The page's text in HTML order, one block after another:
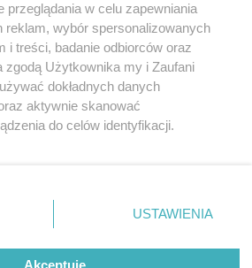
4 / 0
regulamin korzystania z portali
Skontakuj sięz nami
Kontakt
Wydawca
Redakcja
przeglądania w celu zapewniania
reklam, wybór spersonalizowanych
i treści, badanie odbiorców oraz
zgodą Użytkownika my i Zaufani
dokładnych danych
aktywnie skanować
do celów identyfikacji.
przycisk ustawień prywatności
dolnym rogu strony
danych nie wymagają zgody
prawo sprzeciwić się takiemu
USTAWIENIA
Akceptuję